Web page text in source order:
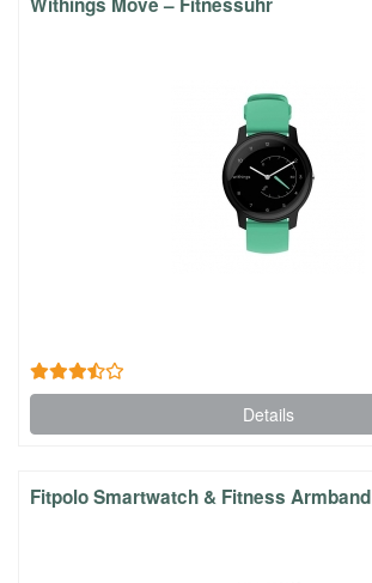
Details
Fitpolo Smartwatch & Fitness Armband